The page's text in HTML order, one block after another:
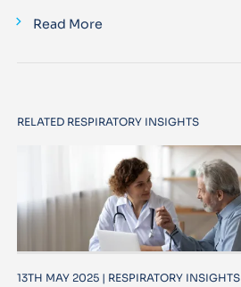
Read More
RELATED RESPIRATORY INSIGHTS
13TH MAY 2025 | RESPIRATORY INSIGHTS